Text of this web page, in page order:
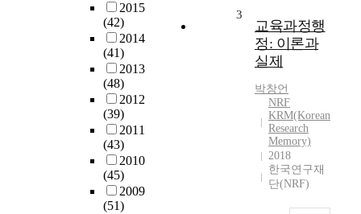
2015
(42)
2014
(41)
2013
(48)
2012
(39)
2011
(43)
2010
(45)
2009
(51)
3
교육과정행
정: 이론과
실제
박창언
NRF
KRM(Korean
Research
Memory)
2018
한국연구재
단(NRF)